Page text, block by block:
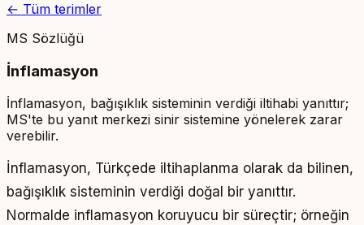
← Tüm terimler
MS Sözlüğü
İnflamasyon
İnflamasyon, bağışıklık sisteminin verdiği iltihabi yanıttır;
MS'te bu yanıt merkezi sinir sistemine yönelerek zarar
verebilir.
İnflamasyon, Türkçede iltihaplanma olarak da bilinen,
bağışıklık sisteminin verdiği doğal bir yanıttır.
Normalde inflamasyon koruyucu bir süreçtir; örneğin